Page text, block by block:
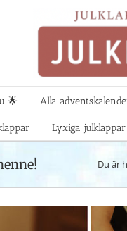
🌟 Alla
Lyxiga julklappar
Du är